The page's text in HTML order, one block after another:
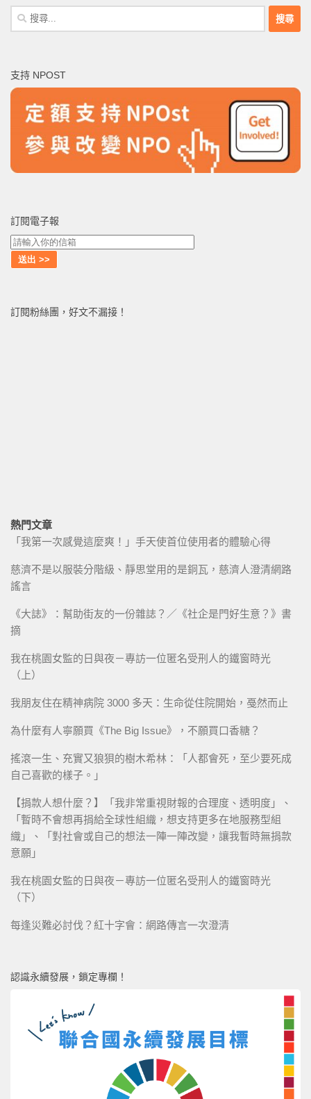
搜
尋
字:
支持 NPOST
訂閱電子報
訂閱粉絲團，好文不漏接！
熱門文章
「我第一次感覺這麼爽！」手天使首位使用者的體驗心得
慈濟不是以服裝分階級、靜思堂用的是銅瓦，慈濟人澄清網路
謠言
《大誌》：幫助街友的一份雜誌？／《社企是門好生意？》書
摘
我在桃園女監的日與夜－專訪一位匿名受刑人的鐵窗時光
（上）
我朋友住在精神病院 3000 多天：生命從住院開始，戞然而止
為什麼有人寧願買《The Big Issue》，不願買口香糖？
搖滾一生、充實又狼狽的樹木希林：「人都會死，至少要死成
自己喜歡的樣子。」
【捐款人想什麼？】「我非常重視財報的合理度、透明度」、
「暫時不會想再捐給全球性組織，想支持更多在地服務型組
織」、「對社會或自己的想法一陣一陣改變，讓我暫時無捐款
意願」
我在桃園女監的日與夜－專訪一位匿名受刑人的鐵窗時光
（下）
每逢災難必討伐？紅十字會：網路傳言一次澄清
認識永續發展，鎖定專欄！